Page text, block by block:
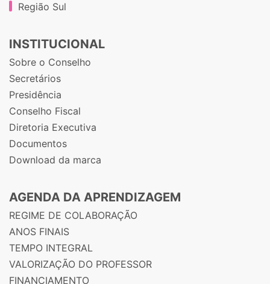
Região Sul
INSTITUCIONAL
Sobre o Conselho
Secretários
Presidência
Conselho Fiscal
Diretoria Executiva
Documentos
Download da marca
AGENDA DA APRENDIZAGEM
REGIME DE COLABORAÇÃO
ANOS FINAIS
TEMPO INTEGRAL
VALORIZAÇÃO DO PROFESSOR
FINANCIAMENTO